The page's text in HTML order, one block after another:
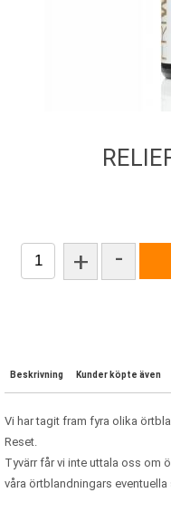
+
-
Beskrivning Kunder köpte även
Vi har tagit fram fyra olika
Reset.
Tyvärr får vi inte uttala oss om
våra örtblandningars